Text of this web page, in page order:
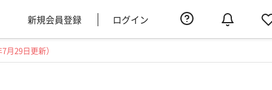
新規会員登録 ログイン
29日更新）